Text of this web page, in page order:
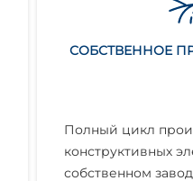
СОБСТВЕННОЕ
Полный цикл
конструктивных
собственном